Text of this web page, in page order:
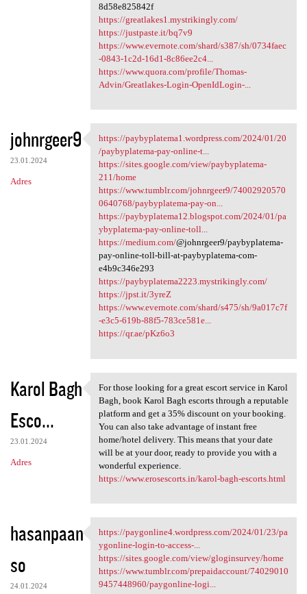
8d58e825842f
https://greatlakes1.mystrikingly.com/
https://justpaste.it/bq7v9
https://www.evernote.com/shard/s387/sh/0734faec
-0843-1c2d-16d1-8c86ee2c4...
https://www.quora.com/profile/Thomas-
Advin/Greatlakes-Login-OpenIdLogin-...
johnrgeer9
23.01.2024
Adres
https://paybyplatema1
https://paybyplatema1.wordpress.com/2024/01/20
/paybyplatema-pay-online-t...
https://sites.google.com/view/paybyplatema-
211/home
https://www.tumblr.com/johnrgeer9/74002920570
0640768/paybyplatema-pay-on...
https://paybyplatema12.blogspot.com/2024/01/pa
ybyplatema-pay-online-toll...
https://medium.com/@johnrgeer9/paybyplatema-
pay-online-toll-bill-at-paybyplatema-com-
e4b9c346e293
https://paybyplatema2223.mystrikingly.com/
https://jpst.it/3yreZ
https://www.evernote.com/shard/s475/sh/9a017c7f
-e3c5-619b-88f5-783ce581e...
https://qr.ae/pKz6o3
Karol Bagh
Esco...
23.01.2024
Adres
For those looking for a great
For those looking for a great escort service in Karol
Bagh, book Karol Bagh escorts through a reputable
platform and get a 35% discount on your booking.
You can also take advantage of instant free
home/hotel delivery. This means that your date
will be at your door, ready to provide you with a
wonderful experience.
https://www.erosescorts.in/karol-bagh-escorts.html
hasanpaan
so
24.01.2024
https://paygonline4.wordpress
https://paygonline4.wordpress.com/2024/01/23/pa
ygonline-login-to-access-...
https://sites.google.com/view/gloginsurvey/home
https://www.tumblr.com/prepaidaccount/74029010
9457448960/paygonline-logi...